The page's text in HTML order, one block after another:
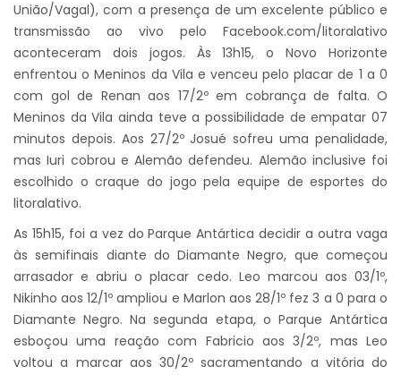
União/Vagal), com a presença de um excelente público e
transmissão ao vivo pelo Facebook.com/litoralativo
aconteceram dois jogos. Às 13h15, o Novo Horizonte
enfrentou o Meninos da Vila e venceu pelo placar de 1 a 0
com gol de Renan aos 17/2º em cobrança de falta. O
Meninos da Vila ainda teve a possibilidade de empatar 07
minutos depois. Aos 27/2º Josué sofreu uma penalidade,
mas Iuri cobrou e Alemão defendeu. Alemão inclusive foi
escolhido o craque do jogo pela equipe de esportes do
litoralativo.
As 15h15, foi a vez do Parque Antártica decidir a outra vaga
às semifinais diante do Diamante Negro, que começou
arrasador e abriu o placar cedo. Leo marcou aos 03/1º,
Nikinho aos 12/1º ampliou e Marlon aos 28/1º fez 3 a 0 para o
Diamante Negro. Na segunda etapa, o Parque Antártica
esboçou uma reação com Fabricio aos 3/2º, mas Leo
voltou a marcar aos 30/2º sacramentando a vitória do